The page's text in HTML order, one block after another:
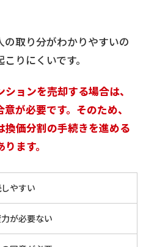
取り分がわかりやすいの
りにくいです。
ョンを売却する場合は、
が必要です。そのため、
価分割の手続きを進める
ます。
やすい
が必要ない